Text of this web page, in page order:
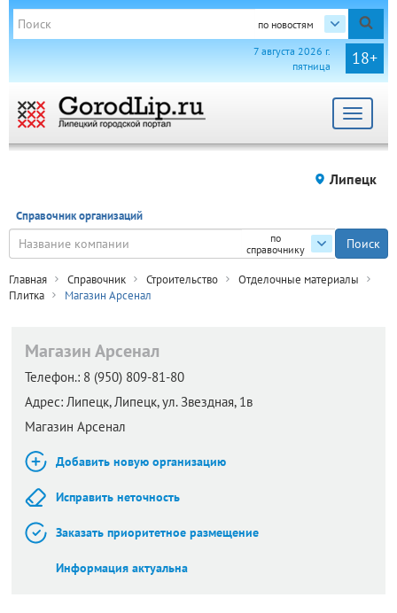
по новостям
18+
7 августа 2026 г.
пятница
Toggle
Липецк
Справочник организаций
по
справочнику
Главная Справочник Строительство
Отделочные материалы
Плитка
Магазин Арсенал
Магазин Арсенал
Телефон.: 8 (950) 809-81-80
Адрес: Липецк,Липецк, ул. Звездная, 1в
Магазин Арсенал
Добавить новую организацию
Исправить неточность
Заказать приоритетное размещение
Информация актуальна